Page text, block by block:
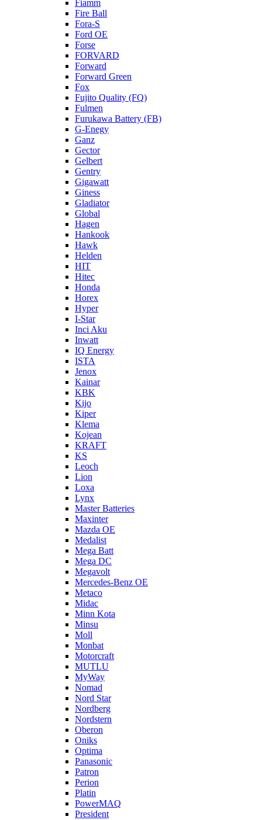
Fiamm
Fire Ball
Fora-S
Ford OE
Forse
FORVARD
Forward
Forward Green
Fox
Fujito Quality (FQ)
Fulmen
Furukawa Battery (FB)
G-Enegy
Ganz
Gector
Gelbert
Gentry
Gigawatt
Giness
Gladiator
Global
Hagen
Hankook
Hawk
Helden
HIT
Hitec
Honda
Horex
Hyper
I-Star
Inci Aku
Inwatt
IQ Energy
ISTA
Jenox
Kainar
KBK
Kijo
Kiper
Klema
Kojean
KRAFT
KS
Leoch
Lion
Loxa
Lynx
Master Batteries
Maxinter
Mazda OE
Medalist
Mega Batt
Mega DC
Megavolt
Mercedes-Benz OE
Metaco
Midac
Minn Kota
Minsu
Moll
Monbat
Motorcraft
MUTLU
MyWay
Nomad
Nord Star
Nordberg
Nordstern
Oberon
Oniks
Optima
Panasonic
Patron
Perion
Platin
PowerMAQ
President